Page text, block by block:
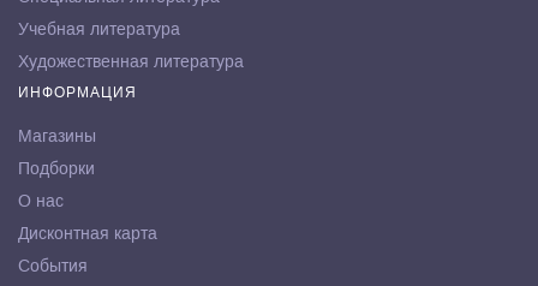
Учебная литература
Художественная литература
ИНФОРМАЦИЯ
Магазины
Подборки
О нас
Дисконтная карта
События